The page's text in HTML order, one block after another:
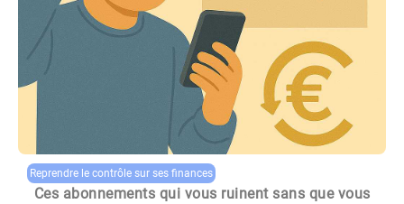
Reprendre le contrôle sur ses finances
Ces abonnements qui vous ruinent sans que vous